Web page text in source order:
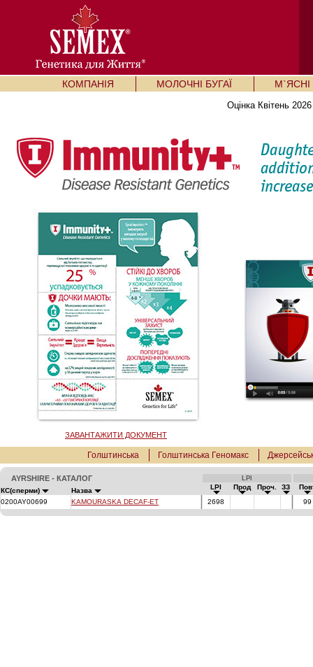
КОМПАНІЯ МОЛОЧНІ БУГАЇ М`ЯСНІ
Оцінка Квітень
ЗАВАНТАЖИТИ ДОКУМЕНТ
Голштинська Голштинська Геномакс
AYRSHIRE - КАТАЛОГ LPI
КС(сперми) Назва LPI Прод Проч. ЗЗ
0200AY00699
KAMOURASKA DECAF-ET 2698 99